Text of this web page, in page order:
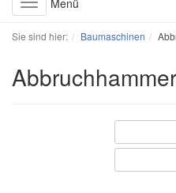
Toggle
navigation
Menü
Sie sind hier: Baumaschinen
Abbruchhammer